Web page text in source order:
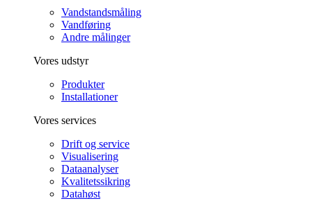
Vandstandsmåling
Vandføring
Andre målinger
Vores udstyr
Produkter
Installationer
Vores services
Drift og service
Visualisering
Dataanalyser
Kvalitetssikring
Datahøst